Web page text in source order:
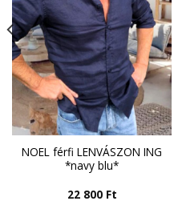
NOEL férfi LENVÁSZON ING
*navy blu*
22 800 Ft